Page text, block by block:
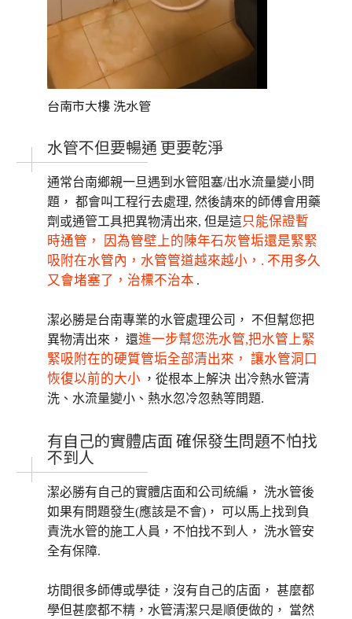
台南市大樓 洗水管
水管不但要暢通 更要乾淨
通常台南鄉親一旦遇到水管阻塞/出水流量變小問
題， 都會叫工程行去處理, 然後請來的師傅會用藥
劑或通管工具把異物清出來, 但是這只能保證暫
時通管， 因為管壁上的陳年石灰管垢還是緊緊
吸附在水管內，水管管道越來越小，. 不用多久
又會堵塞了，治標不治本 .
潔必勝是台南專業的水管處理公司， 不但幫您把
異物清出來， 還進一步幫您洗水管,把水管上緊
緊吸附在的硬質管垢全部清出來， 讓水管洞口
恢復以前的大小 ，從根本上解決 出冷熱水管清
洗、水流量變小、熱水忽冷忽熱等問題.
有自己的實體店面 確保發生問題不怕找
不到人
潔必勝有自己的實體店面和公司統編， 洗水管後
如果有問題發生(應該是不會)， 可以馬上找到負
責洗水管的施工人員，不怕找不到人， 洗水管安
全有保障.
坊間很多師傅或學徒，沒有自己的店面， 甚麼都
學但甚麼都不精，水管清潔只是順便做的， 當然